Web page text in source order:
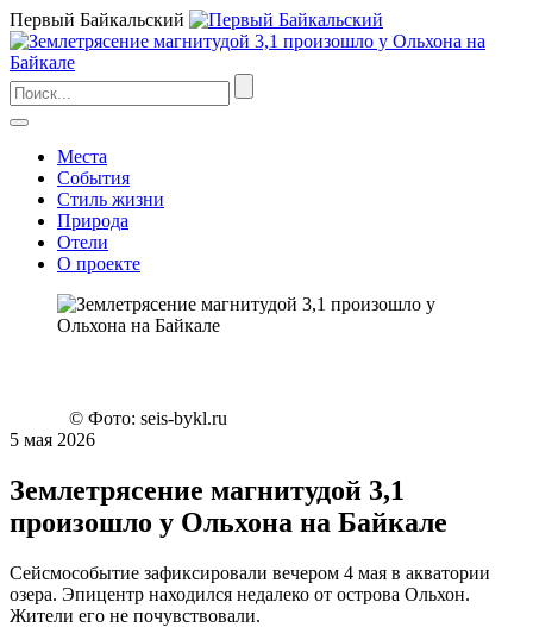
Первый Байкальский
Места
События
Стиль жизни
Природа
Отели
О проекте
© Фото: seis-bykl.ru
5 мая 2026
Землетрясение магнитудой 3,1
произошло у Ольхона на Байкале
Сейсмособытие зафиксировали вечером 4 мая в акватории
озера. Эпицентр находился недалеко от острова Ольхон.
Жители его не почувствовали.